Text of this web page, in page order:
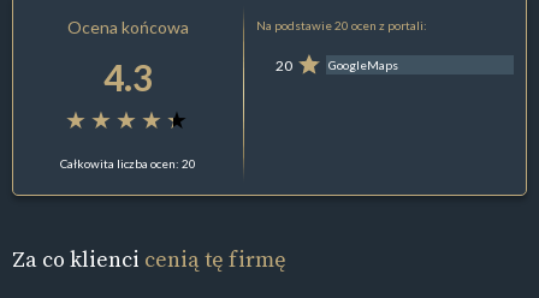
Ocena końcowa
4.3
Całkowita liczba ocen: 20
Na podstawie 20 ocen z portali:
20 GoogleMaps
Za co klienci cenią tę firmę